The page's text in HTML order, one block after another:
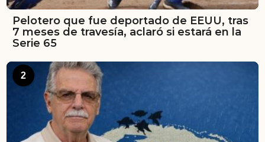
Pelotero que fue deportado de EEUU, tras
7 meses de travesía, aclaró si estará en la
Serie 65
2